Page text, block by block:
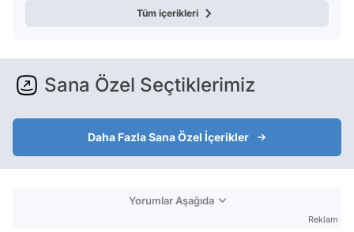
Tüm içerikleri
Sana Özel Seçtiklerimiz
Daha Fazla Sana Özel İçerikler
Yorumlar Aşağıda
Reklam